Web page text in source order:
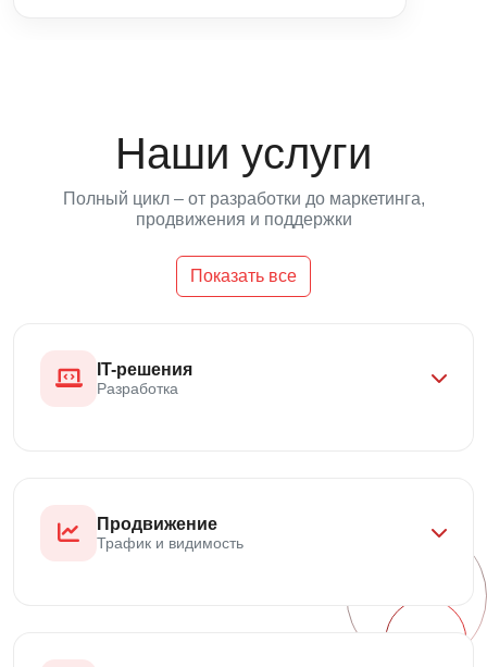
Наши услуги
Полный цикл – от разработки до маркетинга,
продвижения и поддержки
Показать все
IT-решения
Разработка
Продвижение
Трафик и видимость